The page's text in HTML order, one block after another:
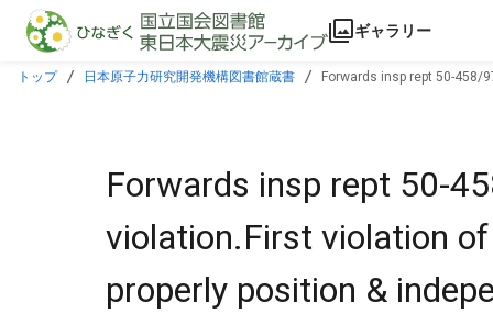
本文に飛ぶ
ギャラリー
トップ 日本原子力研究開発機構図書館蔵書 Forwards insp rept 50-458/
Forwards insp rept 50-
violation.First violation
properly position &